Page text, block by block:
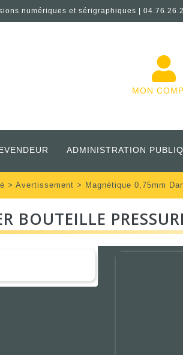
numériques et sérigraphiques |
MON
ADMINISTRATION
> Avertissement > Magnétique 0,75mm
BOUTEILLE